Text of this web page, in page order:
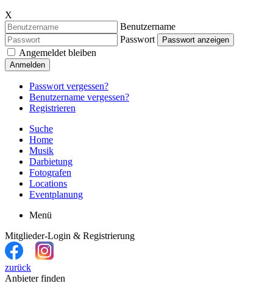
X
Benutzername
Passwort
Passwort anzeigen
Angemeldet bleiben
Anmelden
Passwort vergessen?
Benutzername vergessen?
Registrieren
Suche
Home
Musik
Darbietung
Fotografen
Locations
Eventplanung
Menü
Mitglieder-Login & Registrierung
zurück
Anbieter finden